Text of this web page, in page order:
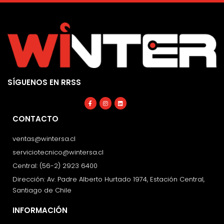
SÍGUENOS EN RRSS
Facebook-
f
Instagram
Linkedin
CONTACTO
ventas@wintersa.cl
serviciotecnico@wintersa.cl
Central: (56-2) 2923 6400
Dirección: Av. Padre Alberto Hurtado 1974, Estación Central,
Santiago de Chile
INFORMACIÓN